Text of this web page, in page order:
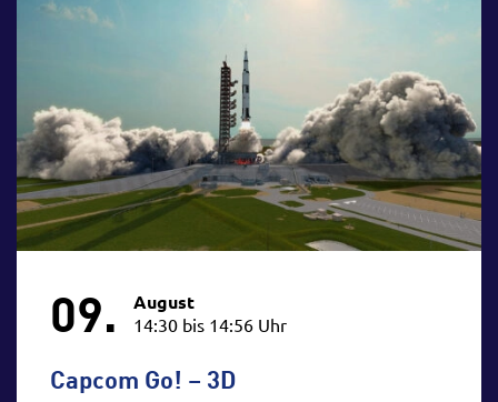
09. August
14:30 bis 14:56 Uhr
Capcom Go! – 3D